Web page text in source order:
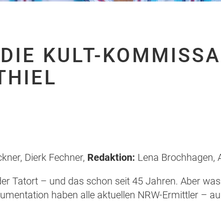
KULT-
Dierk Fechner, Redaktion: Lena Brochhagen,
Tatort – und das schon seit 45 Jahren. Aber
haben alle aktuellen NRW-Ermittler –